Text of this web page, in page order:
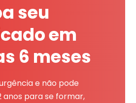
seu
em
6 meses
e não pode
anos para se formar,